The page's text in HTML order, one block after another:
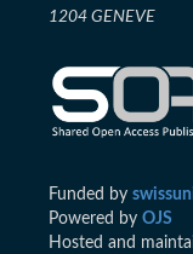
1204 GENEVE
Funded by
Powered by OJS
Hosted and